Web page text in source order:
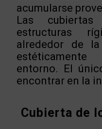
acumularse
Las cubiertas
estructuras
alrededor de
entorno. El
encontrar en la
Cubierta de